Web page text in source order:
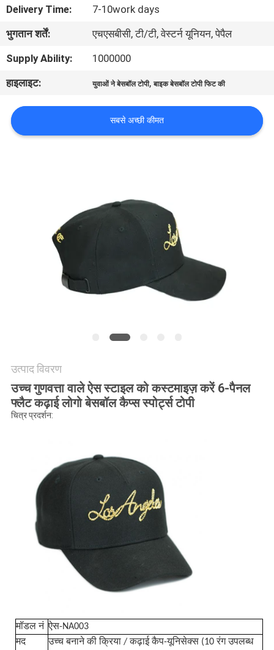
संपर्क
करें
मामलों
PRIVACY
POLICY
Delivery Time:
7-10work days
भुगतान शर्तें:
एचएसबीसी, टी/टी, वेस्टर्न यूनियन, पेपैल
Supply Ability:
1000000
हाइलाइट:
युवाओं ने बेसबॉल टोपी,बाइक बेसबॉल टोपी फिट की
सबसे अच्छी कीमत
उत्पाद विवरण
उच्च गुणवत्ता वाले ऐस स्टाइल को कस्टमाइज़ करें 6-पैनल
फ्लैट कढ़ाई लोगो बेसबॉल कैप्स स्पोर्ट्स टोपी
चित्र प्रदर्शन:
मॉडल नं ऐस-NA003
मद
उच्च बनाने की क्रिया / कढ़ाई कैप-यूनिसेक्स (10 रंग उपलब्ध